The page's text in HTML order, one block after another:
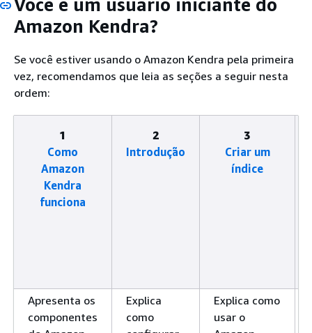
Você é um usuário iniciante do
Amazon Kendra?
Se você estiver usando o Amazon Kendra pela primeira
vez, recomendamos que leia as seções a seguir nesta
ordem:
1
Como
Amazon
Kendra
funciona
2
Introdução
3
Criar um
índice
Apresenta os
componentes
Explica
como
Explica como
usar o